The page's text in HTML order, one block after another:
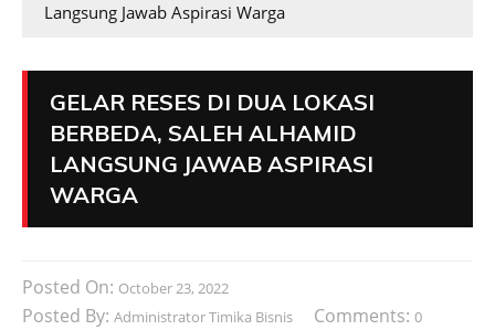
Langsung Jawab Aspirasi Warga
GELAR RESES DI DUA LOKASI
BERBEDA, SALEH ALHAMID
LANGSUNG JAWAB ASPIRASI
WARGA
Posted On: October 23, 2022
Posted By: Administrator Timika Bisnis Comments: 0